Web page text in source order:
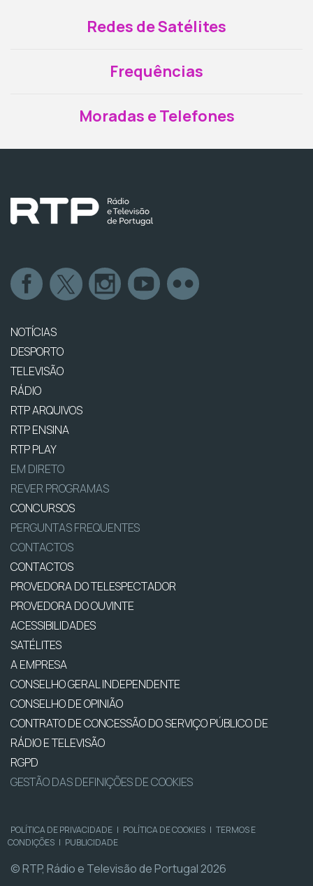
Redes de Satélites
Frequências
Moradas e Telefones
NOTÍCIAS
DESPORTO
TELEVISÃO
RÁDIO
RTP ARQUIVOS
RTP ENSINA
RTP PLAY
EM DIRETO
REVER PROGRAMAS
CONCURSOS
PERGUNTAS FREQUENTES
CONTACTOS
CONTACTOS
PROVEDORA DO TELESPECTADOR
PROVEDORA DO OUVINTE
ACESSIBILIDADES
SATÉLITES
A EMPRESA
CONSELHO GERAL INDEPENDENTE
CONSELHO DE OPINIÃO
CONTRATO DE CONCESSÃO DO SERVIÇO PÚBLICO DE
RÁDIO E TELEVISÃO
RGPD
GESTÃO DAS DEFINIÇÕES DE COOKIES
POLÍTICA DE PRIVACIDADE | POLÍTICA DE COOKIES | TERMOS E
CONDIÇÕES | PUBLICIDADE
© RTP, Rádio e Televisão de Portugal 2026